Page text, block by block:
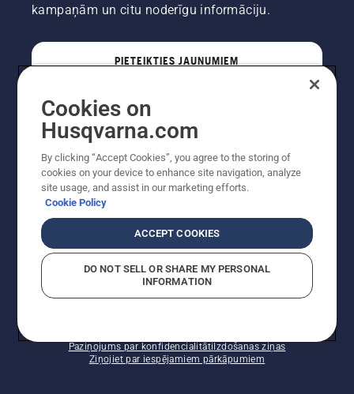
kampaņām un citu noderīgu informāciju.
PIETEIKTIES JAUNUMIEM
Autortiesības — 2022 Husqvarna AB (publ). Visas
Paziņojums par konfidencialitāti Izdošanas ziņas
Ziņojiet par iespējamiem pārkāpumiem
Cookies on
Husqvarna.com
By clicking “Accept Cookies”, you agree to the storing of
cookies on your device to enhance site navigation, analyze
site usage, and assist in our marketing efforts.
Cookie Policy
ACCEPT COOKIES
DO NOT SELL OR SHARE MY PERSONAL
INFORMATION